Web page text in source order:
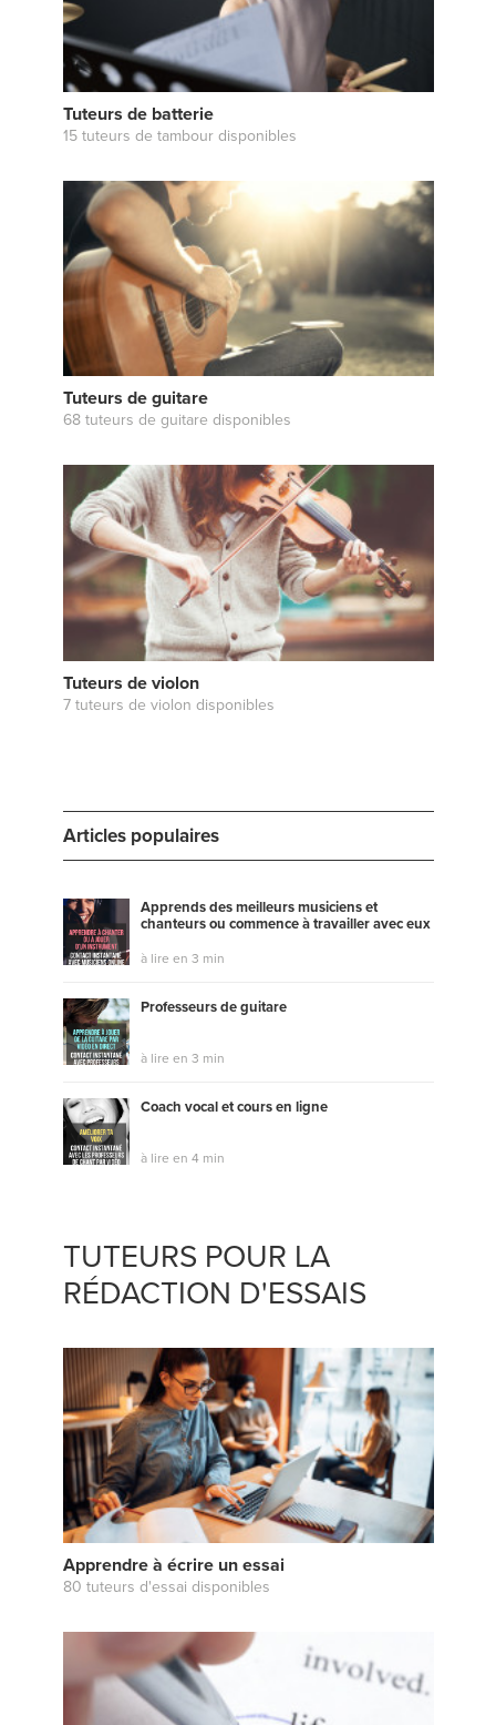
Tuteurs de batterie
15 tuteurs de tambour disponibles
Tuteurs de guitare
68 tuteurs de guitare disponibles
Tuteurs de violon
7 tuteurs de violon disponibles
Articles populaires
Apprends des meilleurs musiciens et
chanteurs ou commence à travailler avec eux
à lire en 3 min
Professeurs de guitare
à lire en 3 min
Coach vocal et cours en ligne
à lire en 4 min
TUTEURS POUR LA
RÉDACTION D'ESSAIS
Apprendre à écrire un essai
80 tuteurs d'essai disponibles